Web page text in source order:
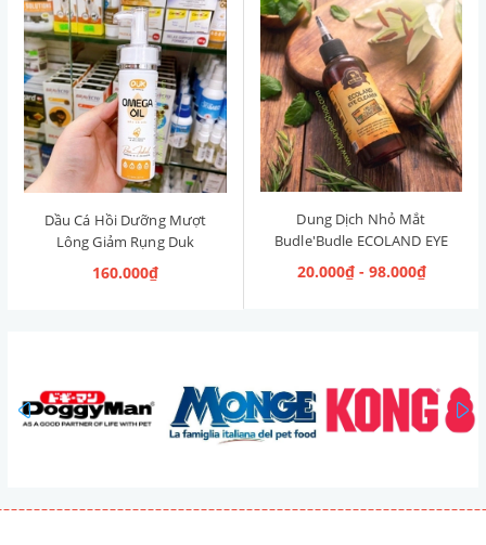
Dầu Cá Hồi Dưỡng Mượt
Lông Giảm Rụng Duk
Omega Oil 150ml
160.000₫
Dung Dịch Nhỏ Mắt
Budle'Budle ECOLAND EYE
CLEANER Hàn Quốc 120ml
20.000₫ - 98.000₫
prev